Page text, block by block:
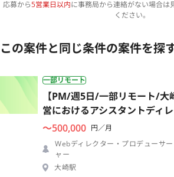
応募から5営業日以内に事務局から連絡がない場合は
ください。
この案件と同じ条件の案件を探
一部リモート
【PM/週5日/一部リモート/大
営におけるアシスタントディ
〜500,000 円／月
Webディレクター・プロデューサ
ャー
大崎駅